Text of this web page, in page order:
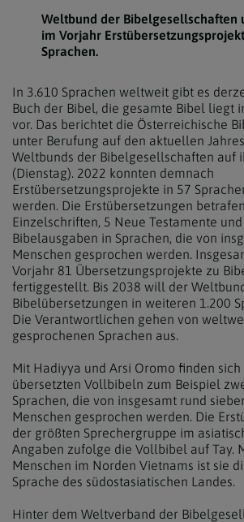
Weltbund der Bibelgesellschaften
im Vorjahr
Sprachen.
In 3.610 Sprachen weltweit gibt es
Buch der Bibel, die gesamte Bibel liegt
vor. Das berichtet die Österreichische
unter Berufung auf den aktuellen
Weltbunds der Bibelgesellschaften auf
(Dienstag). 2022 konnten demnach
Erstübersetzungsprojekte in 57
werden. Die Erstübersetzungen
Einzelschriften, 5 Neue Testamente
Bibelausgaben in Sprachen, die von
Menschen gesprochen werden.
Vorjahr 81 Übersetzungsprojekte zu
fertiggestellt. Bis 2038 will der
Bibelübersetzungen in weiteren 1.200
Die Verantwortlichen gehen von
gesprochenen Sprachen aus.
Mit Hadiyya und Arsi Oromo finden
übersetzten Vollbibeln zum Beispiel
Sprachen, die von insgesamt rund
Menschen gesprochen werden. Die
der größten Sprechergruppe im
Angaben zufolge die Vollbibel auf Tay.
Menschen im Norden Vietnams ist sie
Sprache des südostasiatischen Landes.
Hinter dem Weltverband der